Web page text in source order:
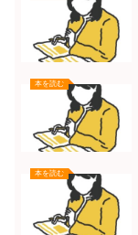
本を読む
本を読む